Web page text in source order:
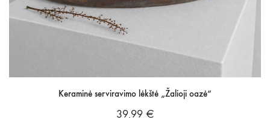
Keraminė serviravimo lėkštė „Žalioji oazė“
39.99 €